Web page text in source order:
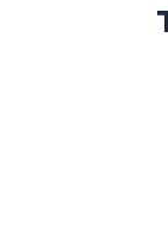
: 850 x 1220 x